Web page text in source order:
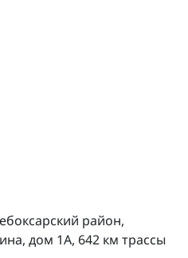
район,
дом 1А, 642 км трассы